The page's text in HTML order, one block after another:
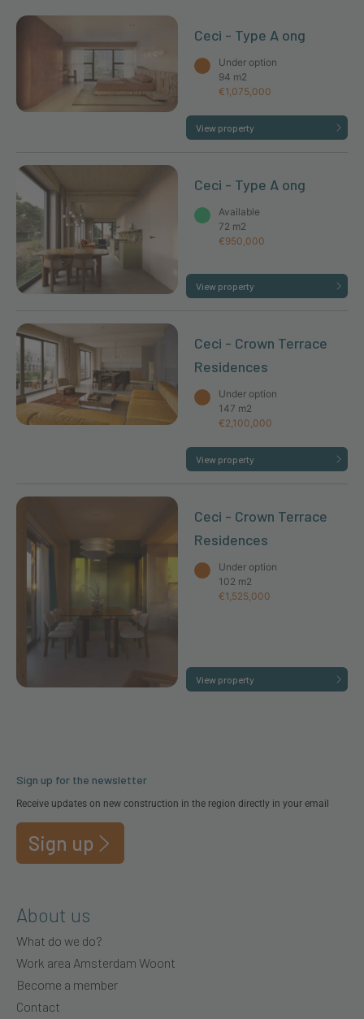
Ceci - Type A ong
Under option
94 m2
€1,075,000
View property
Ceci - Type A ong
Available
72 m2
€950,000
View property
Ceci - Crown Terrace
Residences
Under option
147 m2
€2,100,000
View property
Ceci - Crown Terrace
Residences
Under option
102 m2
€1,525,000
View property
Sign up for the newsletter
Receive updates on new construction in the region directly in your email
Sign up
About us
What do we do?
Work area Amsterdam Woont
Become a member
Contact